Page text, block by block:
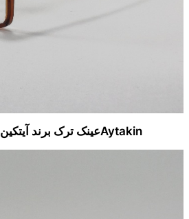
Aytakinعینک ترک برند آیتکین مدلA2141c4